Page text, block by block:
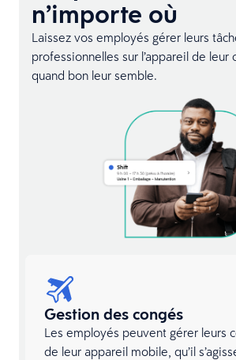
n’importe où
Laissez vos employés gérer leurs
professionnelles sur l’appareil de leur
quand bon leur semble.
Gestion des congés
Les employés peuvent gérer leurs
de leur appareil mobile, qu’il